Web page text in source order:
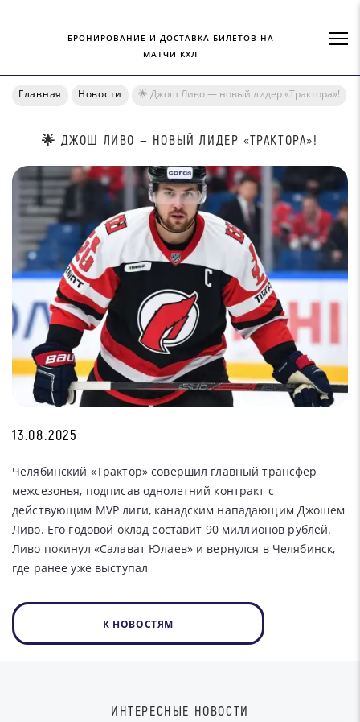
БРОНИРОВАНИЕ И ДОСТАВКА БИЛЕТОВ НА
МАТЧИ КХЛ
Главная Новости 🌟 Джош Ливо — новый лидер «Трактора»!
🌟 ДЖОШ ЛИВО — НОВЫЙ ЛИДЕР «ТРАКТОРА»!
13.08.2025
Челябинский «Трактор» совершил главный трансфер
межсезонья, подписав однолетний контракт с
действующим MVP лиги, канадским нападающим Джошем
Ливо. Его годовой оклад составит 90 миллионов рублей.
Ливо покинул «Салават Юлаев» и вернулся в Челябинск,
где ранее уже выступал
К НОВОСТЯМ
ИНТЕРЕСНЫЕ НОВОСТИ